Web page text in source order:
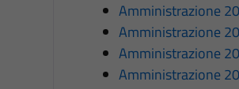
Amministrazione
Amministrazione
Amministrazione
Amministrazione